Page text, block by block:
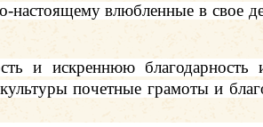
настоящему влюбленные в свое
и искреннюю благодарность
почетные грамоты и